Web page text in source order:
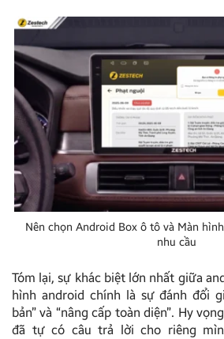
Nên chọn Android Box ô tô và Màn
nhu cầu
Tóm lại, sự khác biệt lớn nhất giữa
hình android chính là sự đánh đổi
bản” và “nâng cấp toàn diện”. Hy
đã tự có câu trả lời cho riêng